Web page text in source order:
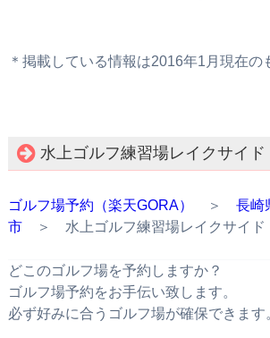
＊掲載している情報は2016年1月現在の
水上ゴルフ練習場レイクサイド
ゴルフ場予約（楽天GORA） ＞ 長崎
市＞ 水上ゴルフ練習場レイクサイド
どこのゴルフ場を予約しますか？
ゴルフ場予約をお手伝い致します。
必ず好みに合うゴルフ場が確保できます